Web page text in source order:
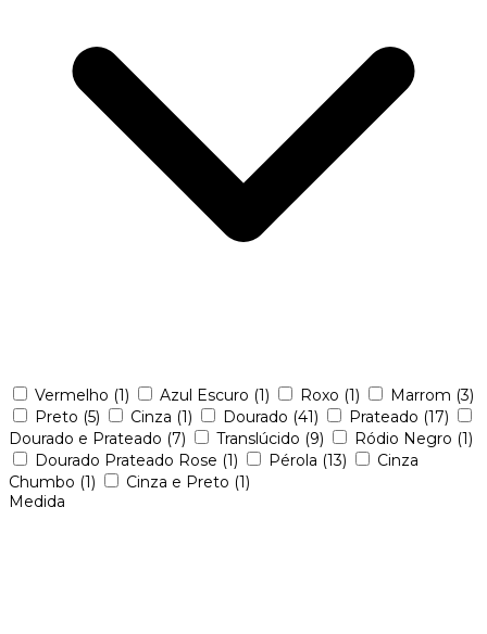
Vermelho (1) Azul Escuro (1) Roxo (1) Marrom (3)
Preto (5) Cinza (1) Dourado (41) Prateado (17)
Dourado e Prateado (7) Translúcido (9) Ródio Negro (1)
Dourado Prateado Rose (1) Pérola (13)
Cinza
Chumbo (1) Cinza e Preto (1)
Medida